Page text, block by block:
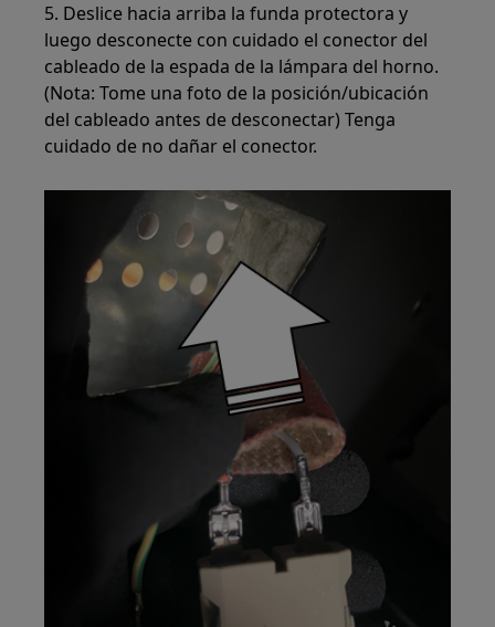
5. Deslice hacia arriba la funda protectora y
luego desconecte con cuidado el conector del
cableado de la espada de la lámpara del horno.
(Nota: Tome una foto de la posición/ubicación
del cableado antes de desconectar) Tenga
cuidado de no dañar el conector.